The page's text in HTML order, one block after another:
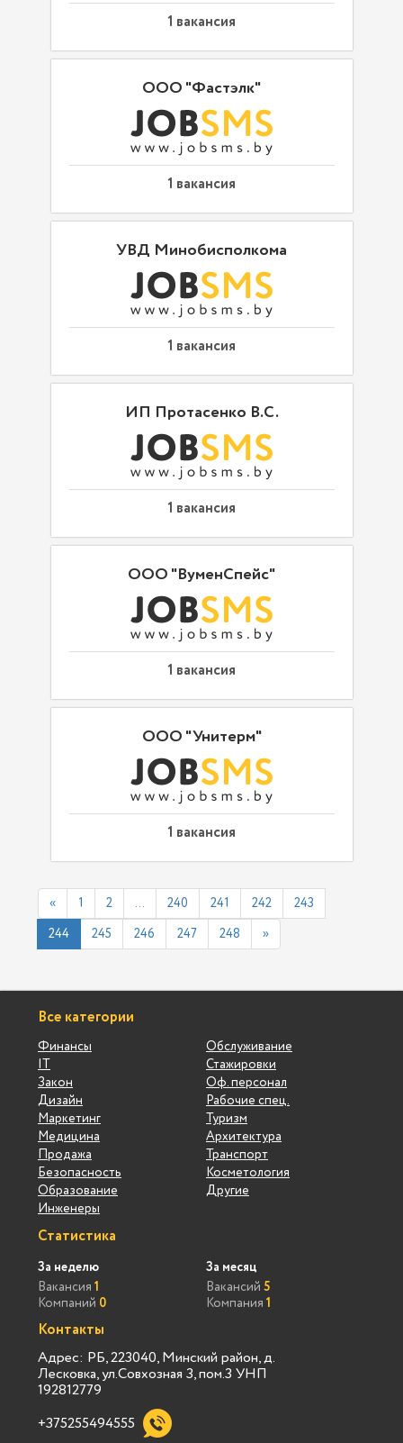
1 вакансия
ООО "Фастэлк"
1 вакансия
УВД Минобисполкома
1 вакансия
ИП Протасенко В.С.
1 вакансия
ООО "ВуменСпейс"
1 вакансия
ООО "Унитерм"
1 вакансия
« 1 2 ... 240 241 242 243
244 245 246 247 248 »
Все категории
Финансы
IT
Закон
Дизайн
Маркетинг
Медицина
Продажа
Безопасность
Образование
Инженеры
Обслуживание
Стажировки
Оф. персонал
Рабочие спец.
Туризм
Архитектура
Транспорт
Косметология
Другие
Статистика
За неделю
Вакансия 1
Компаний 0
За месяц
Вакансий 5
Компания 1
Контакты
Адрес: РБ, 223040, Минский район, д.
Лесковка, ул.Совхозная 3, пом.3 УНП
192812779
+375255494555